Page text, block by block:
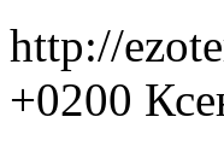
http://
+0200